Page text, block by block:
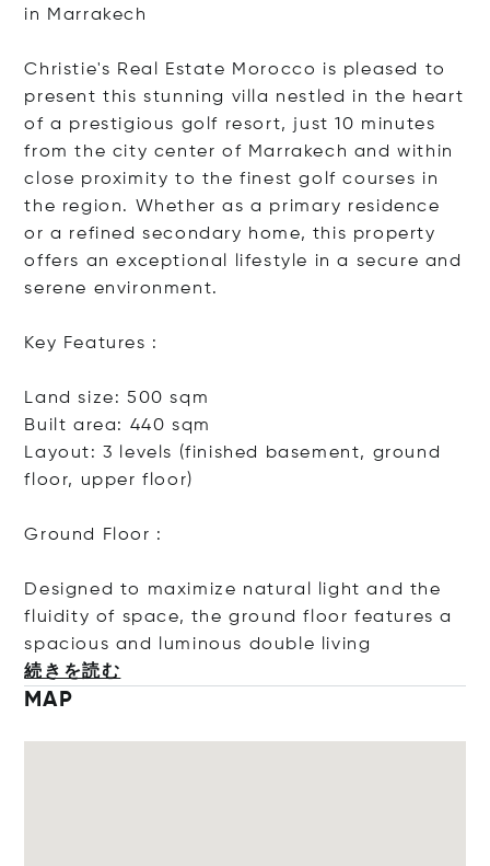
in Marrakech
Christie's Real Estate Morocco is pleased to
present this stunning villa nestled in the heart
of a prestigious golf resort, just 10 minutes
from the city center of Marrakech and within
close proximity to the finest golf courses in
the region. Whether as a primary residence
or a refined secondary home, this property
offers an exceptional lifestyle in a secure and
serene environment.
Key Features :
Land size: 500 sqm
Built area: 440 sqm
Layout: 3 levels (finished basement, ground
floor, upper floor)
Ground Floor :
Designed to maximize natural light and the
fluidity of space, the ground floor features a
spacious and luminous double living
続きを読む
MAP